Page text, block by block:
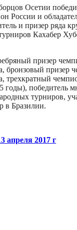
Осетии
России и
и призер ряда
Кахабер
призер
бронзовый призер
трехкратный
годы), победитель
турниров,
в Бразилии.
апреля 2017 г